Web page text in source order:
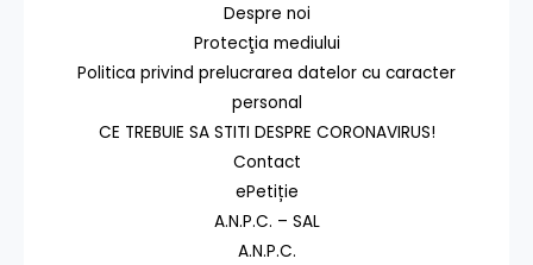
Despre noi
Protecţia mediului
Politica privind prelucrarea datelor cu caracter
personal
CE TREBUIE SA STITI DESPRE CORONAVIRUS!
Contact
ePetiție
A.N.P.C. – SAL
A.N.P.C.